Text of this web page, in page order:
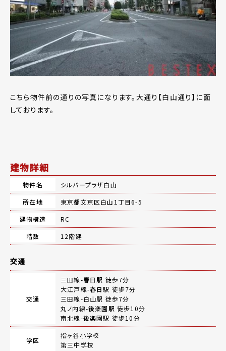
こちら物件前の通りの写真になります。大通り【白山通り】に面
しております。
建物詳細
物件名
シルバープラザ白山
所在地
東京都文京区白山1丁目6-5
建物構造
RC
階数
12階建
交通
交通
三田線-春日駅 徒歩7分
大江戸線-春日駅 徒歩7分
三田線-白山駅 徒歩7分
丸ノ内線-後楽園駅 徒歩10分
南北線-後楽園駅 徒歩10分
学区
指ヶ谷小学校
第三中学校